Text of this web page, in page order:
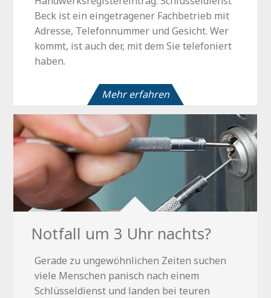
Beck ist ein eingetragener Fachbetrieb mit
Adresse, Telefonnummer und Gesicht. Wer
kommt, ist auch der, mit dem Sie telefoniert
haben.
Mehr erfahren
Notfall um 3 Uhr nachts?
Gerade zu ungewöhnlichen Zeiten suchen
viele Menschen panisch nach einem
Schlüsseldienst und landen bei teuren